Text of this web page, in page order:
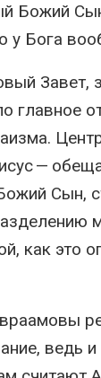
Божий
у Бога
Завет,
главное
—
Сын,
как это
ведь